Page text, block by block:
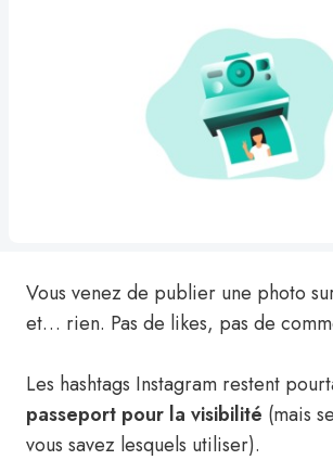
Vous venez de publier une photo
et… rien. Pas de likes, pas de
Les hashtags Instagram restent
passeport pour la visibilité (mais
vous savez lesquels utiliser).